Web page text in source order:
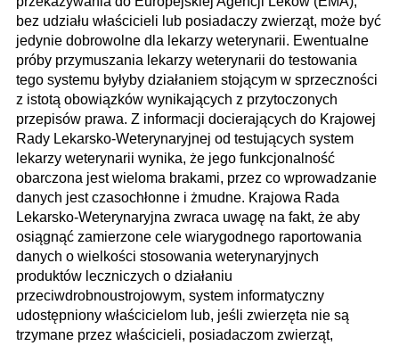
bez udziału właścicieli lub posiadaczy zwierząt, może być
jedynie dobrowolne dla lekarzy weterynarii. Ewentualne
próby przymuszania lekarzy weterynarii do testowania
tego systemu byłyby działaniem stojącym w sprzeczności
z istotą obowiązków wynikających z przytoczonych
przepisów prawa. Z informacji docierających do Krajowej
Rady Lekarsko-Weterynaryjnej od testujących system
lekarzy weterynarii wynika, że jego funkcjonalność
obarczona jest wieloma brakami, przez co wprowadzanie
danych jest czasochłonne i żmudne. Krajowa Rada
Lekarsko-Weterynaryjna zwraca uwagę na fakt, że aby
osiągnąć zamierzone cele wiarygodnego raportowania
danych o wielkości stosowania weterynaryjnych
produktów leczniczych o działaniu
przeciwdrobnoustrojowym, system informatyczny
udostępniony właścicielom lub, jeśli zwierzęta nie są
trzymane przez właścicieli, posiadaczom zwierząt,